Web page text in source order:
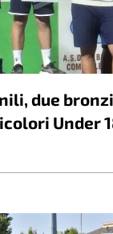
due
Under